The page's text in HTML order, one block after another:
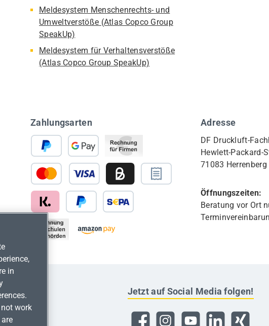
Meldesystem Menschenrechts- und
Umweltverstöße (Atlas Copco Group
SpeakUp)
Meldesystem für Verhaltensverstöße
(Atlas Copco Group SpeakUp)
Zahlungsarten Adresse
DF Druckluft-
Hewlett-Packard-
71083 Herrenberg
Öffnungszeiten:
Beratung vor Ort
Jetzt auf Social Media folgen!
in
work